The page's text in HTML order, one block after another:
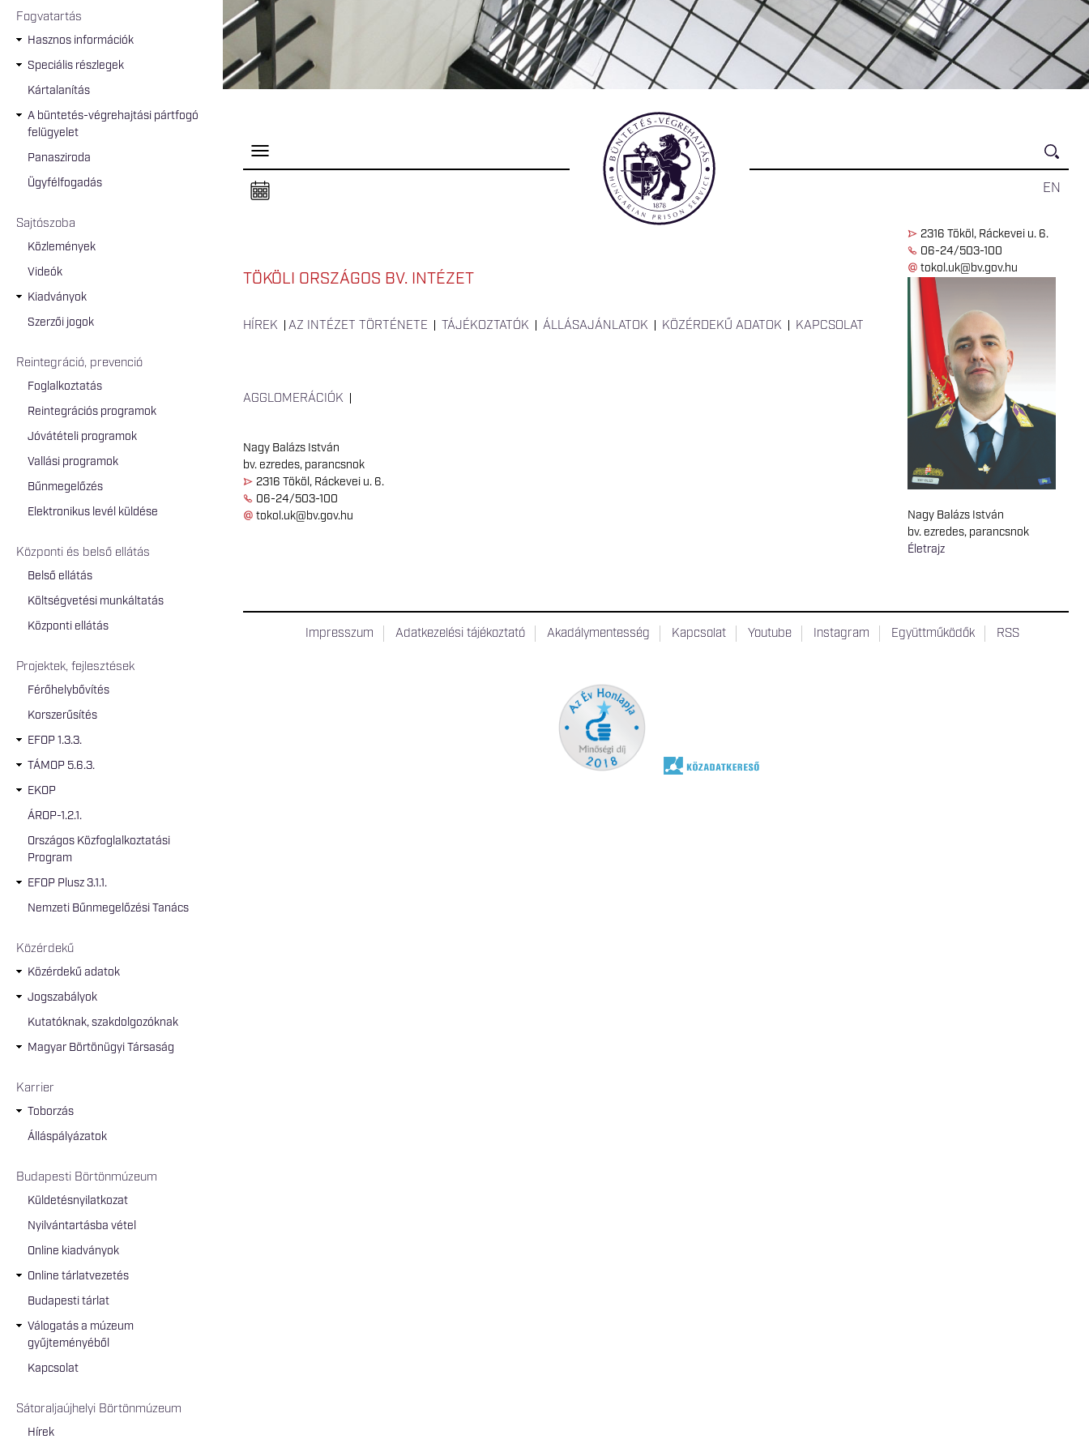
Fogvatartás
Hasznos információk
Speciális részlegek
Kártalanítás
A büntetés-végrehajtási pártfogó
felügyelet
Panasziroda
Ügyfélfogadás
Sajtószoba
Közlemények
Videók
Kiadványok
Szerzői jogok
Reintegráció, prevenció
Foglalkoztatás
Reintegrációs programok
Jóvátételi programok
Vallási programok
Bűnmegelőzés
Elektronikus levél küldése
Központi és belső ellátás
Belső ellátás
Költségvetési munkáltatás
Központi ellátás
Projektek, fejlesztések
Férőhelybővítés
Korszerűsítés
EFOP 1.3.3.
TÁMOP 5.6.3.
EKOP
ÁROP-1.2.1.
Országos Közfoglalkoztatási
Program
EFOP Plusz 3.1.1.
Nemzeti Bűnmegelőzési Tanács
Közérdekű
Közérdekű adatok
Jogszabályok
Kutatóknak, szakdolgozóknak
Magyar Börtönügyi Társaság
Karrier
Toborzás
Álláspályázatok
Budapesti Börtönmúzeum
Küldetésnyilatkozat
Nyilvántartásba vétel
Online kiadványok
Online tárlatvezetés
Budapesti tárlat
Válogatás a múzeum
gyűjteményéből
Kapcsolat
Sátoraljaújhelyi Börtönmúzeum
Hírek
EN
P
e
l
s
a
TÖKÖLI ORSZÁGOS BV. INTÉZET
2316 Tököl, Ráckevei u. 6.
06-24/503-100
tokol.uk@bv.gov.hu
Nagy Balázs István
bv. ezredes, parancsnok
Életrajz
HÍREK AZ INTÉZET TÖRTÉNETE TÁJÉKOZTATÓK ÁLLÁSAJÁNLATOK KÖZÉRDEKŰ ADATOK KAPCSOLAT
AGGLOMERÁCIÓK
Nagy Balázs István
bv. ezredes, parancsnok
2316 Tököl, Ráckevei u. 6.
06-24/503-100
tokol.uk@bv.gov.hu
Impresszum Adatkezelési tájékoztató Akadálymentesség Kapcsolat Youtube Instagram Együttműködők RSS